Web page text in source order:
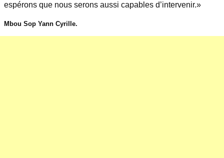
espérons que nous serons aussi capables d’intervenir.»
Mbou Sop Yann Cyrille.